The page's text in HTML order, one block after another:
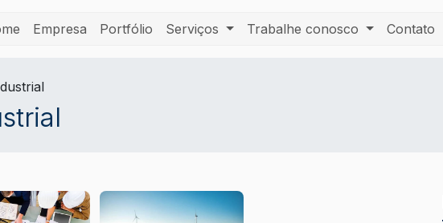
Empresa Portfólio Serviços Trabalhe conosco Contato